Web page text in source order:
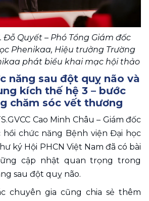
Đỗ Quyết – Phó Tổng Giám đốc
Phenikaa, Hiệu trưởng Trường
phát biểu khai mạc hội thảo
năng sau đột quỵ não và
kích thế hệ 3 – bước
chăm sóc vết thương
Cao Minh Châu – Giám đốc
chức năng Bệnh viện Đại học
ký Hội PHCN Việt Nam đã có bài
cập nhật quan trọng trong
sau đột quỵ não.
chuyên gia cũng chia sẻ thêm